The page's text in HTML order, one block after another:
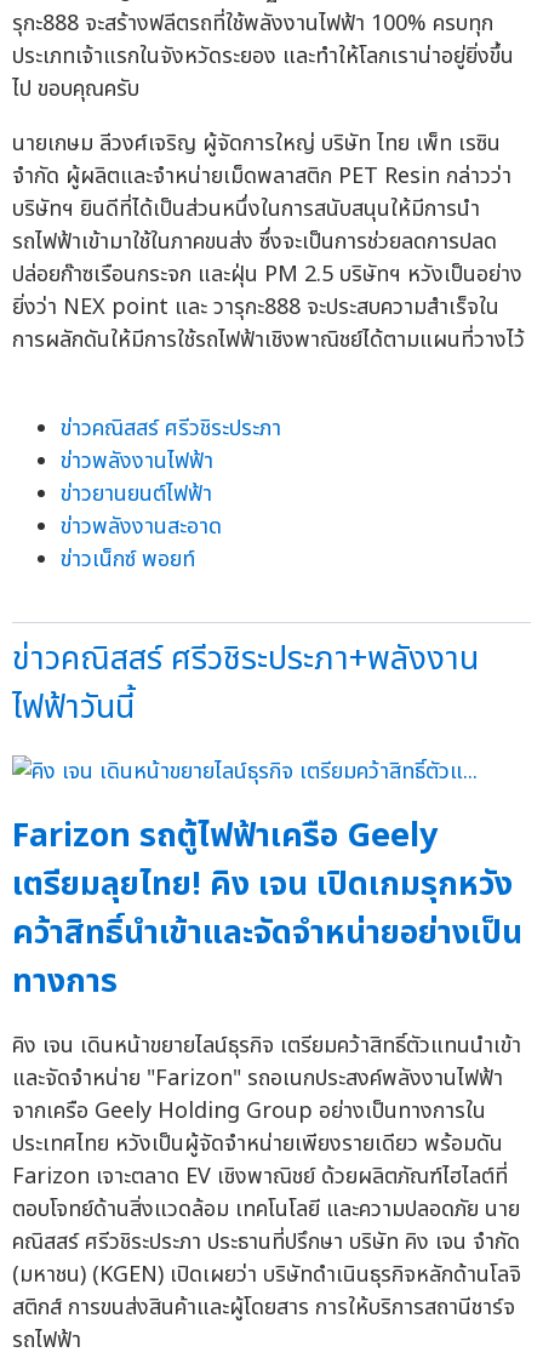
รุกะ888 จะสร้างฟลีตรถที่ใช้พลังงานไฟฟ้า 100% ครบทุก
ประเภทเจ้าแรกในจังหวัดระยอง และทำให้โลกเราน่าอยู่ยิ่งขึ้น
ไป ขอบคุณครับ
นายเกษม ลีวงศ์เจริญ ผู้จัดการใหญ่ บริษัท ไทย เพ็ท เรซิน
จำกัด ผู้ผลิตและจำหน่ายเม็ดพลาสติก PET Resin กล่าวว่า
บริษัทฯ ยินดีที่ได้เป็นส่วนหนึ่งในการสนับสนุนให้มีการนำ
รถไฟฟ้าเข้ามาใช้ในภาคขนส่ง ซึ่งจะเป็นการช่วยลดการปลด
ปล่อยก๊าซเรือนกระจก และฝุ่น PM 2.5 บริษัทฯ หวังเป็นอย่าง
ยิ่งว่า NEX point และ วารุกะ888 จะประสบความสำเร็จใน
การผลักดันให้มีการใช้รถไฟฟ้าเชิงพาณิชย์ได้ตามแผนที่วางไว้
ข่าวคณิสสร์ ศรีวชิระประภา
ข่าวพลังงานไฟฟ้า
ข่าวยานยนต์ไฟฟ้า
ข่าวพลังงานสะอาด
ข่าวเน็กซ์ พอยท์
ข่าวคณิสสร์ ศรีวชิระประภา+พลังงาน
ไฟฟ้าวันนี้
Farizon รถตู้ไฟฟ้าเครือ Geely
เตรียมลุยไทย! คิง เจน เปิดเกมรุกหวัง
คว้าสิทธิ์นำเข้าและจัดจำหน่ายอย่างเป็น
ทางการ
คิง เจน เดินหน้าขยายไลน์ธุรกิจ เตรียมคว้าสิทธิ์ตัวแทนนำเข้า
และจัดจำหน่าย "Farizon" รถอเนกประสงค์พลังงานไฟฟ้า
จากเครือ Geely Holding Group อย่างเป็นทางการใน
ประเทศไทย หวังเป็นผู้จัดจำหน่ายเพียงรายเดียว พร้อมดัน
Farizon เจาะตลาด EV เชิงพาณิชย์ ด้วยผลิตภัณฑ์ไฮไลต์ที่
ตอบโจทย์ด้านสิ่งแวดล้อม เทคโนโลยี และความปลอดภัย นาย
คณิสสร์ ศรีวชิระประภา ประธานที่ปรึกษา บริษัท คิง เจน จำกัด
(มหาชน) (KGEN) เปิดเผยว่า บริษัทดำเนินธุรกิจหลักด้านโลจิ
สติกส์ การขนส่งสินค้าและผู้โดยสาร การให้บริการสถานีชาร์จ
รถไฟฟ้า